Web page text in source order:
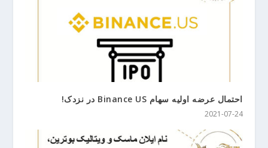
احتمال عرضه اولیه سهام Binance US در نزدک!
2021-07-24